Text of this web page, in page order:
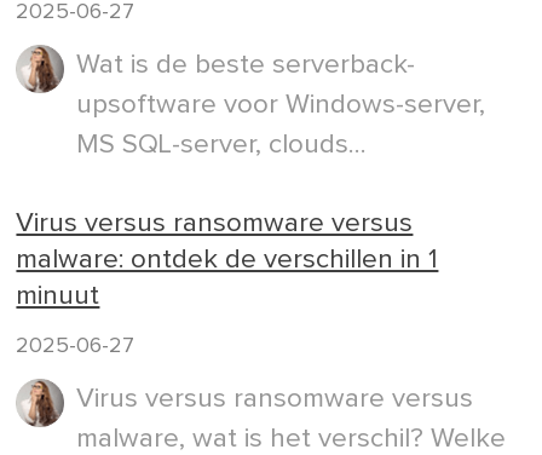
2025-06-27
Wat is de beste serverback-
upsoftware voor Windows-server,
MS SQL-server, clouds...
Virus versus ransomware versus
malware: ontdek de verschillen in 1
minuut
2025-06-27
Virus versus ransomware versus
malware, wat is het verschil? Welke